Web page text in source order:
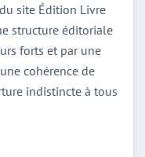
site Édition Livre
structure éditoriale
forts et par une
cohérence de
indistincte à tous